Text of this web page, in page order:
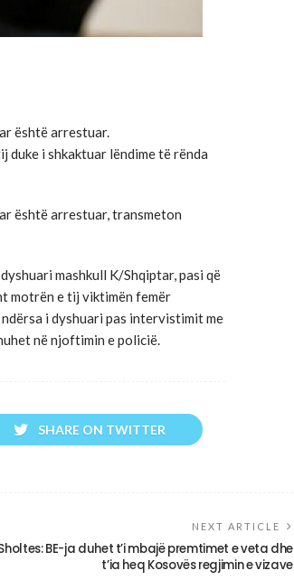
është arrestuar.
duke i shkaktuar lëndime të rënda
është arrestuar, transmeton
mashkull K/Shqiptar, pasi që
motrën e tij viktimën femër
i dyshuari pas intervistimit me
në njoftimin e policië.
SHARE ON TWITTER
NEXT ARTICLE
BE-ja duhet t’i mbajë premtimet e veta dhe
t’ia heq Kosovës regjimin e vizave